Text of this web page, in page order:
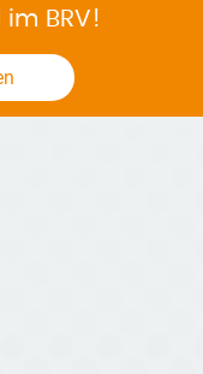
BRV!